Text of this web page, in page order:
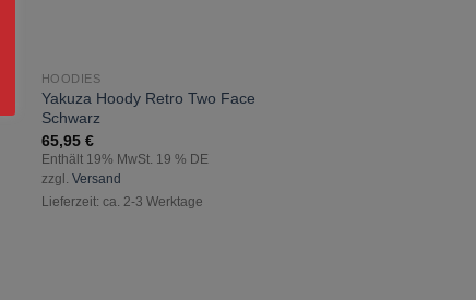
zur
HOODIES
Yakuza Hoody Retro Two Face
Schwarz
65,95 €
Enthält 19% MwSt. 19 % DE
zzgl. Versand
Lieferzeit: ca. 2-3 Werktage